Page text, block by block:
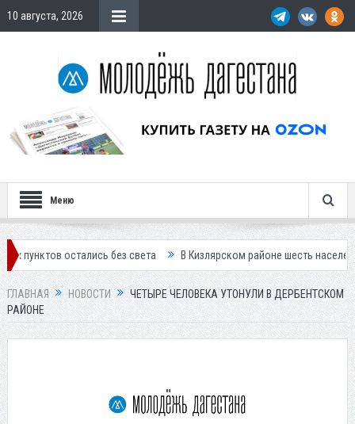
10 августа, 2026
Меню
без света В Кизлярском районе шесть населенных пунктов
ГЛАВНАЯ НОВОСТИ
ЧЕТЫРЕ ЧЕЛОВЕКА УТОНУЛИ В ДЕРБЕНТСКОМ
РАЙОНЕ